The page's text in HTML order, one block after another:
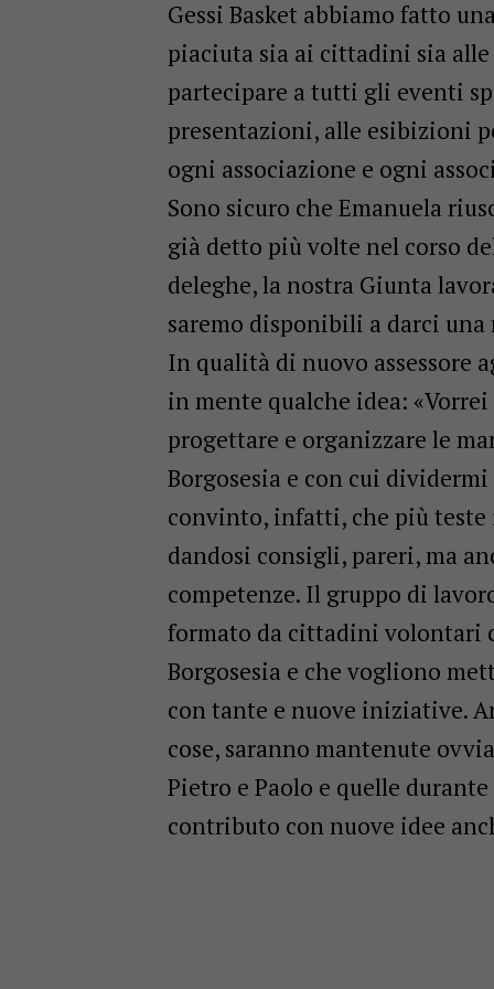
Gessi Basket abbiamo fatto
piaciuta sia ai cittadini sia alle
partecipare a tutti gli eventi
presentazioni, alle esibizioni
ogni associazione e ogni
Sono sicuro che Emanuela
già detto più volte nel corso
deleghe, la nostra Giunta
saremo disponibili a darci una
In qualità di nuovo assessore
in mente qualche idea:
progettare e organizzare le
Borgosesia e con cui
convinto, infatti, che più teste
dandosi consigli, pareri, ma
competenze. Il gruppo di
formato da cittadini volontari
Borgosesia e che vogliono
con tante e nuove iniziative.
cose, saranno mantenute
Pietro e Paolo e quelle
contributo con nuove idee